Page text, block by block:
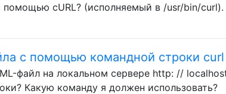
помощью cURL? (исполняемый в /usr/bin/curl).
с помощью командной строки curl
файл на локальном сервере http: //
Какую команду я должен использовать?